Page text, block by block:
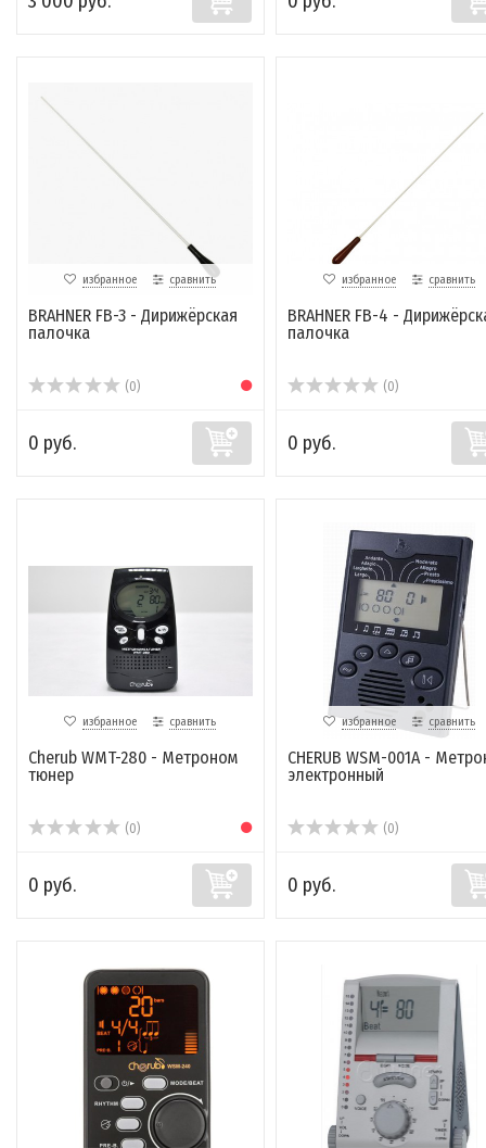
избранное сравнить
BRAHNER FB-3 - Дирижёрская
палочка
(0)
0 руб.
избранное сравнить
BRAHNER FB-4 -
палочка
(0)
0 руб.
избранное сравнить
Cherub WMT-280 - Метроном
тюнер
(0)
0 руб.
избранное сравнить
CHERUB WSM-001A -
электронный
(0)
0 руб.